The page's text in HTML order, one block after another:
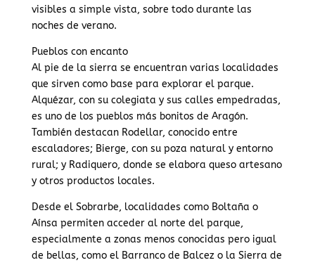
visibles a simple vista, sobre todo durante las
noches de verano.
Pueblos con encanto
Al pie de la sierra se encuentran varias localidades
que sirven como base para explorar el parque.
Alquézar, con su colegiata y sus calles empedradas,
es uno de los pueblos más bonitos de Aragón.
También destacan Rodellar, conocido entre
escaladores; Bierge, con su poza natural y entorno
rural; y Radiquero, donde se elabora queso artesano
y otros productos locales.
Desde el Sobrarbe, localidades como Boltaña o
Aínsa permiten acceder al norte del parque,
especialmente a zonas menos conocidas pero igual
de bellas, como el Barranco de Balcez o la Sierra de